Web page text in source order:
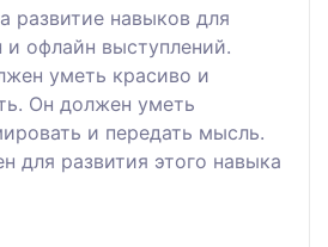
развитие навыков для
офлайн выступлений.
уметь красиво и
Он должен уметь
и передать мысль.
для развития этого навыка